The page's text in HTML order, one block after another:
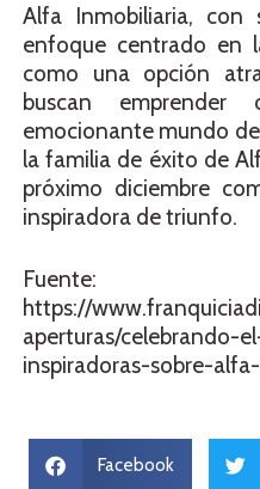
Alfa Inmobiliaria, con
enfoque centrado en
como una opción
buscan
emocionante mundo
la familia de éxito de
próximo diciembre
inspiradora de triunfo.
Fuente:
https://
aperturas/celebrando-
inspiradoras-sobre-
Facebook